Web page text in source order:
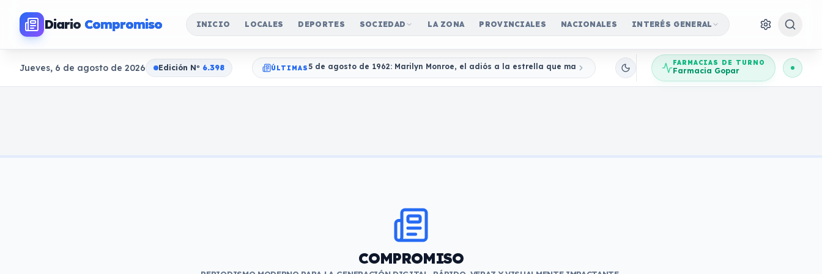
Diario Compromiso INICIO LOCALES DEPORTES SOCIEDAD LA ZONA PROVINCIALES NACIONALES INTERÉS GENERAL
Jueves, 6 de agosto de 2026 Edición No 6.398 ÚLTIMAS 5 de agosto de 1962: Marilyn Monroe, el adiós a la estrella que marcó para siempre la historia de Hollywood
FARMACIAS DE TURNO
Farmacia Gopar
COMPROMISO